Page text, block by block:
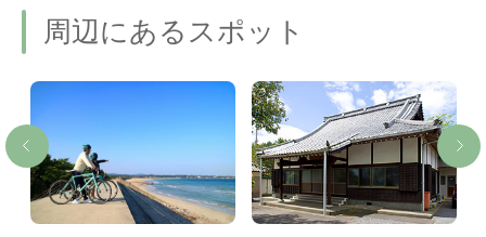
周辺にあるスポット